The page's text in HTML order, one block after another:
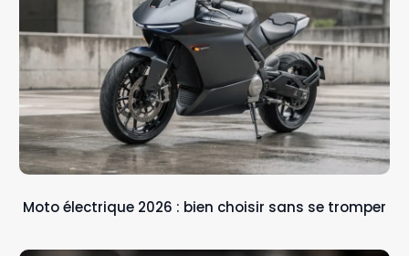
Moto électrique 2026 : bien choisir sans se tromper